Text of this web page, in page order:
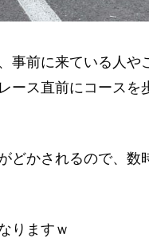
事前に来ている人や
ス直前にコースを
どかされるので、数
りますｗ